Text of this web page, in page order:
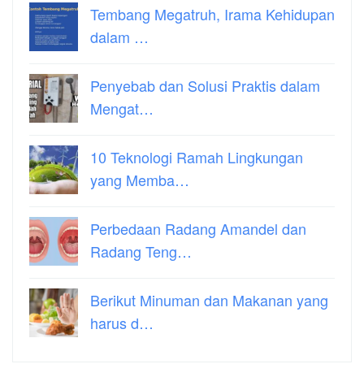
Tembang Megatruh, Irama Kehidupan
dalam …
Penyebab dan Solusi Praktis dalam
Mengat…
10 Teknologi Ramah Lingkungan
yang Memba…
Perbedaan Radang Amandel dan
Radang Teng…
Berikut Minuman dan Makanan yang
harus d…